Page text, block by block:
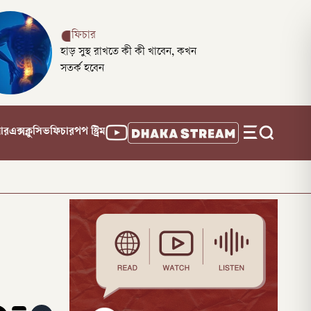
ফিচার
হাড় সুস্থ রাখতে কী কী খাবেন, কখন
সতর্ক হবেন
এক্সক্লুসিভফিচারপপ স্ট্রিম